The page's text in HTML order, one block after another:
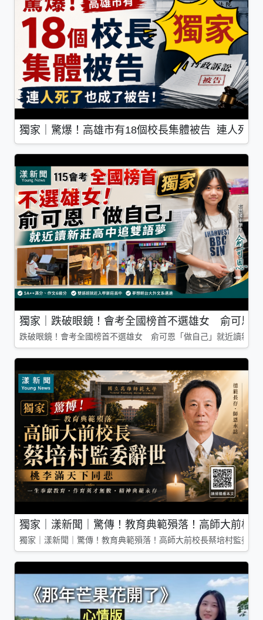
獨家｜驚爆！高雄市有18個校長集體被告 連人死了
獨家｜跌破眼鏡！會考全國榜首不選雄女 俞可恩
跌破眼鏡！會考全國榜首不選雄女 俞可恩「做自己」就近讀新莊
獨家｜漾新聞｜驚傳！教育典範殞落！高師大前校
獨家｜漾新聞｜驚傳！教育典範殞落！高師大前校長蔡培村監委